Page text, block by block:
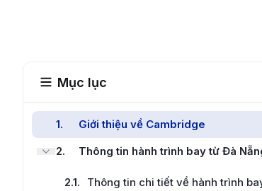
Mục lục
1.
Giới thiệu về Cambridge
2. Thông tin hành trình bay từ Đà
2.1. Thông tin chi tiết về hành trình